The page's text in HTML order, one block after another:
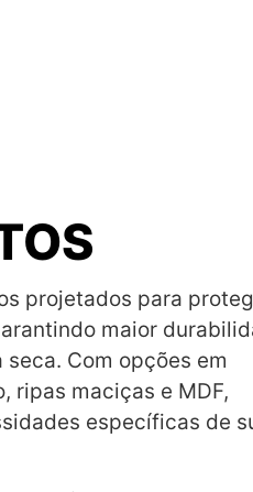
projetados para
maior
Com opções em
ripas maciças e MDF,
específicas de